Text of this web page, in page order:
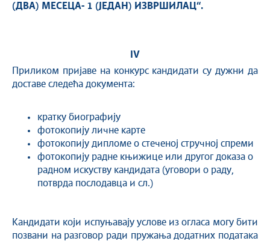
(ДВА) МЕСЕЦА- 1 (ЈЕДАН) ИЗВРШИЛАЦ“.
V
Приликом пријаве на конкурс кандидати су дужни да
доставе следећа документа:
кратку биографију
фотокопију личне карте
фотокопију дипломе о стеченој стручној спреми
фотокопију радне књижице или другог доказа о
радном искуству кандидата (уговори о раду,
потврда послодавца и сл.)
Кандидати који испуњавају услове из огласа могу бити
позвани на разговор ради пружања додатних података